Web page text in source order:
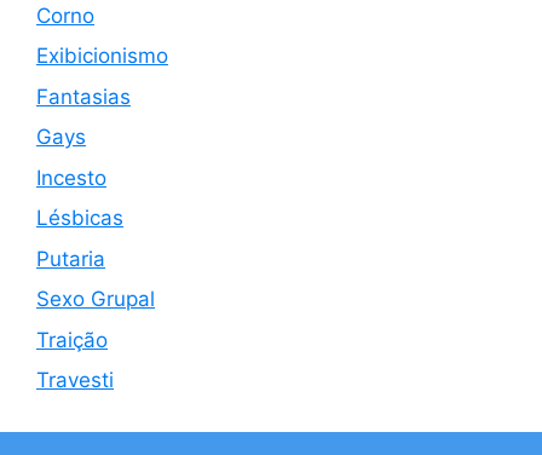
Corno
Exibicionismo
Fantasias
Gays
Incesto
Lésbicas
Putaria
Sexo Grupal
Traição
Travesti